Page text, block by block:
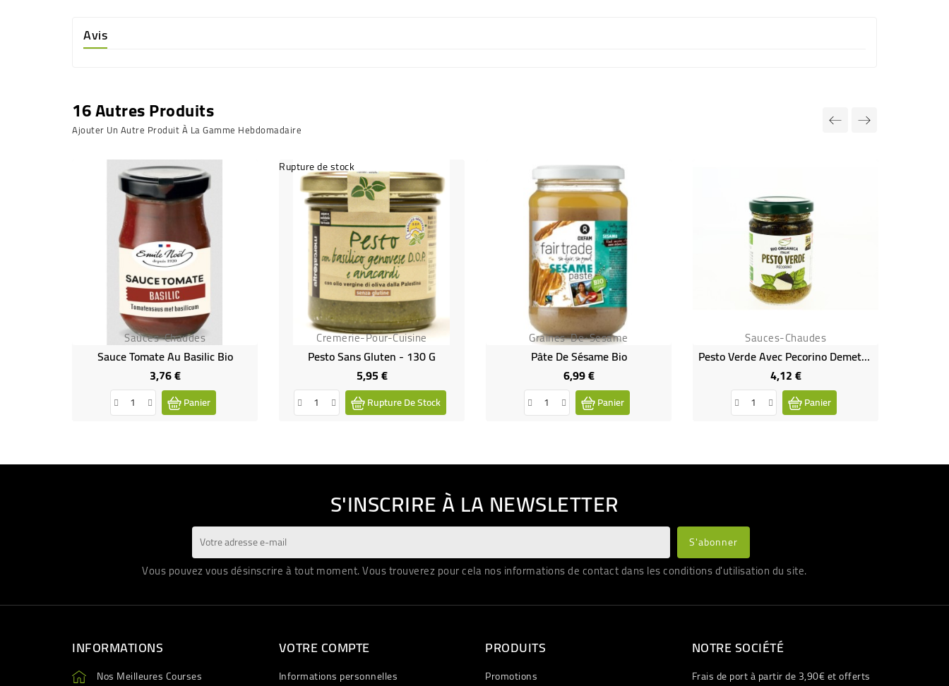
Avis
16 Autres Produits
Ajouter Un Autre Produit À La Gamme Hebdomadaire
Sauces-Chaudes
Sauce Tomate Au Basilic Bio
3,76 €Prix
Panier
Rupture de stock
Cremerie-Pour-Cuisine
Pesto Sans Gluten - 130 G
5,95 €Prix
Rupture De Stock
Graines-De-Sesame
Pâte De Sésame Bio
6,99 €Prix
Panier
Sauces-Chaudes
Pesto Verde Avec Pecorino Demeter Bio
4,12 €Prix
Panier
S'INSCRIRE À LA NEWSLETTER
Vous pouvez vous désinscrire à tout moment. Vous trouverez pour cela nos informations de contact dans les conditions d'utilisation du site.
INFORMATIONS
Nos Meilleures Courses
VOTRE COMPTE
Informations personnelles
PRODUITS
Promotions
NOTRE SOCIÉTÉ
Frais de port à partir de 3,90€ et offerts